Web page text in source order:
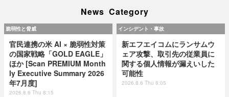
News Category
脆弱性と脅威
官民連携の米 AI × 脆弱性対策
の国家戦略「GOLD EAGLE」
ほか [Scan PREMIUM Month
ly Executive Summary 2026
年7月度]
2026.8.6 Thu 8:15
インシデント・事故
新エフエイコムにランサムウ
ェア攻撃、取引先の従業員に
関する個人情報が漏えいした
可能性
2026.8.6 Thu 8:05